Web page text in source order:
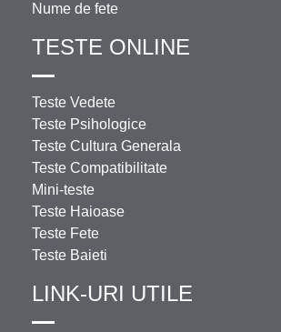
Nume de fete
TESTE ONLINE
Teste Vedete
Teste Psihologice
Teste Cultura Generala
Teste Compatibilitate
Mini-teste
Teste Haioase
Teste Fete
Teste Baieti
LINK-URI UTILE